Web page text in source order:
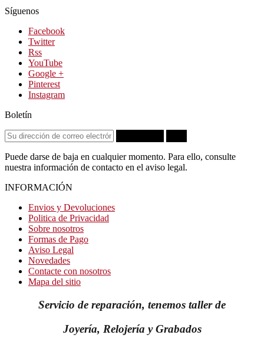
Síguenos
Facebook
Twitter
Rss
YouTube
Google +
Pinterest
Instagram
Boletín
Puede darse de baja en cualquier momento. Para ello, consulte
nuestra información de contacto en el aviso legal.
INFORMACIÓN
Envios y Devoluciones
Politica de Privacidad
Sobre nosotros
Formas de Pago
Aviso Legal
Novedades
Contacte con nosotros
Mapa del sitio
Servicio de reparación, tenemos taller de
Joyería, Relojería y Grabados